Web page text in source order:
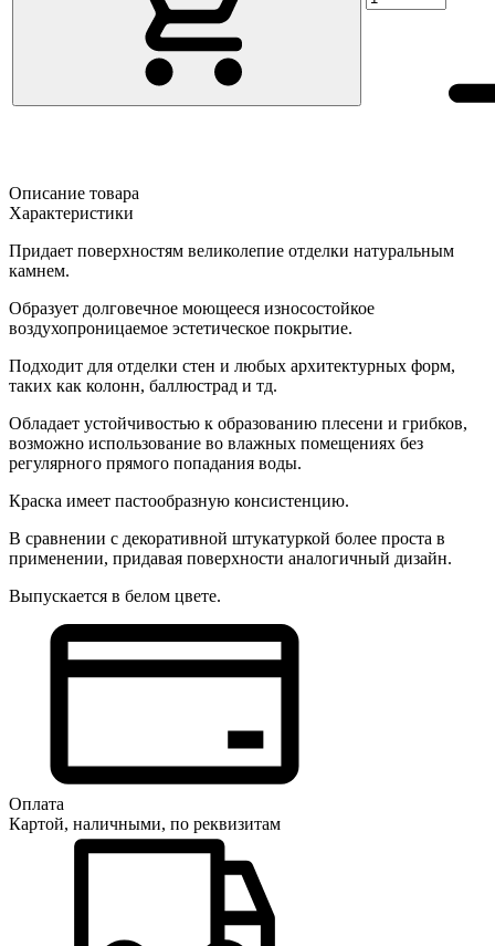
Описание товара
Характеристики
Придает поверхностям великолепие отделки натуральным
камнем.
Образует долговечное моющееся износостойкое
воздухопроницаемое эстетическое покрытие.
Подходит для отделки стен и любых архитектурных форм,
таких как колонн, баллюстрад и тд.
Обладает устойчивостью к образованию плесени и грибков,
возможно использование во влажных помещениях без
регулярного прямого попадания воды.
Краска имеет пастообразную консистенцию.
В сравнении с декоративной штукатуркой более проста в
применении, придавая поверхности аналогичный дизайн.
Выпускается в белом цвете.
Оплата
Картой, наличными, по реквизитам